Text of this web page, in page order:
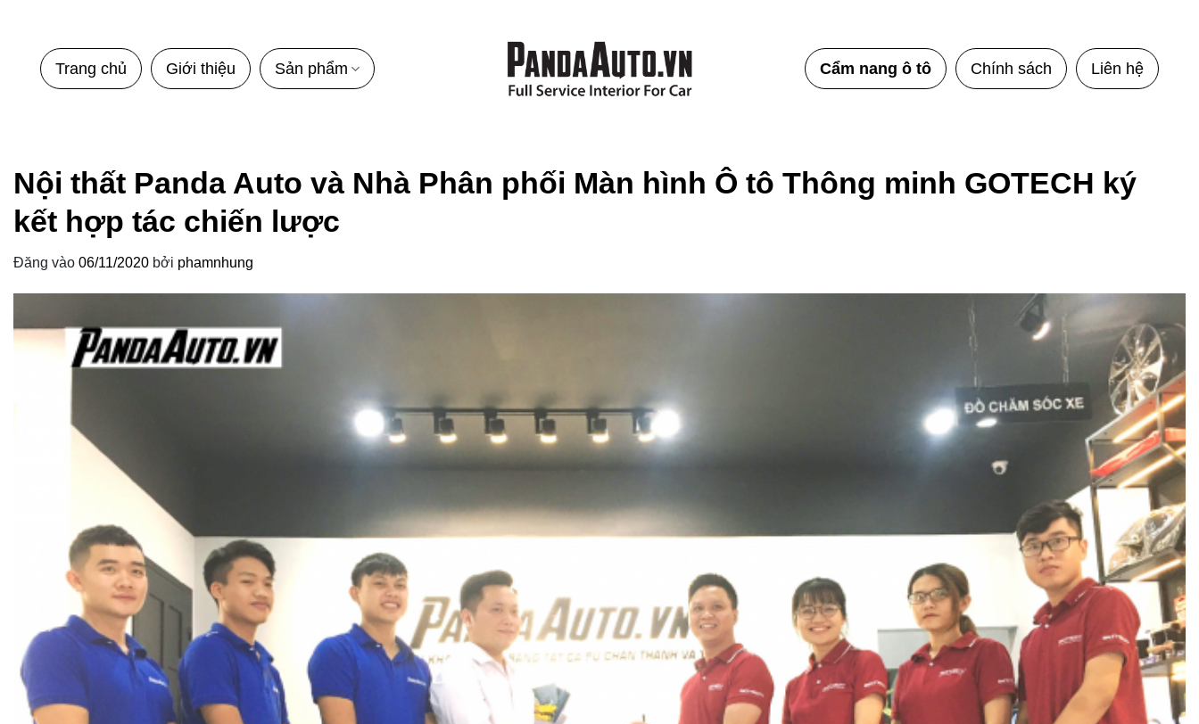
Trang chủ Giới thiệu Sản phẩm Cẩm nang ô tô Chính sách Liên hệ
Nội thất Panda Auto và Nhà Phân phối Màn hình Ô tô Thông minh GOTECH ký
kết hợp tác chiến lược
Đăng vào 06/11/2020 bởi phamnhung